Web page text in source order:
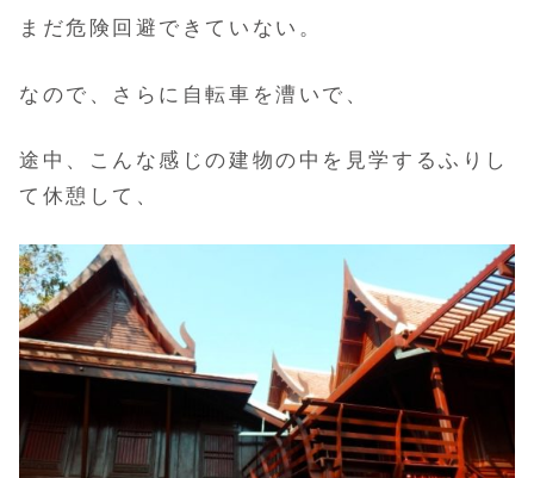
まだ危険回避できていない。
なので、さらに自転車を漕いで、
途中、こんな感じの建物の中を見学するふりし
て休憩して、